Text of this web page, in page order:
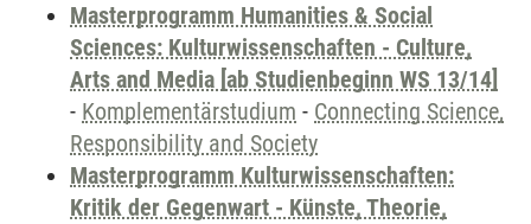
Masterprogramm Humanities & Social
Sciences: Kulturwissenschaften - Culture,
Arts and Media [ab Studienbeginn WS 13/14]
- Komplementärstudium - Connecting Science,
Responsibility and Society
Masterprogramm Kulturwissenschaften:
Kritik der Gegenwart - Künste, Theorie,